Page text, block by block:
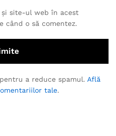
și site-ul web în acest
când o să comentez.
a reduce spamul. Află
tale.